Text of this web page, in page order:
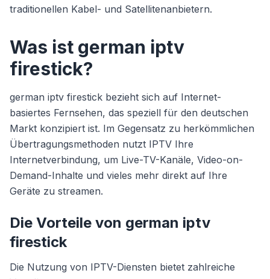
traditionellen Kabel- und Satellitenanbietern.
Was ist german iptv
firestick?
german iptv firestick bezieht sich auf Internet-
basiertes Fernsehen, das speziell für den deutschen
Markt konzipiert ist. Im Gegensatz zu herkömmlichen
Übertragungsmethoden nutzt IPTV Ihre
Internetverbindung, um Live-TV-Kanäle, Video-on-
Demand-Inhalte und vieles mehr direkt auf Ihre
Geräte zu streamen.
Die Vorteile von german iptv
firestick
Die Nutzung von IPTV-Diensten bietet zahlreiche